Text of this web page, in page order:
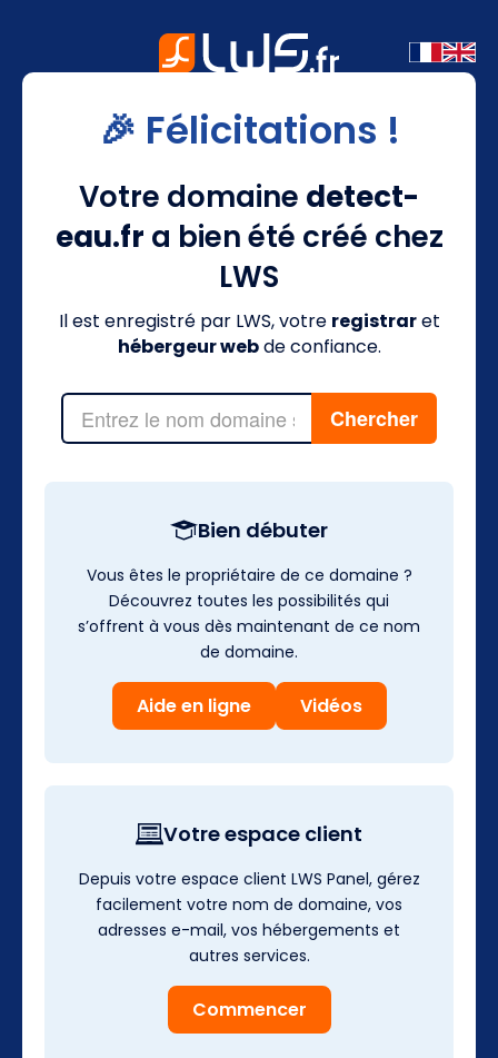
🎉 Félicitations !
Votre domaine detect-
eau.fr a bien été créé chez
LWS
Il est enregistré par LWS, votre registraret
hébergeur webde confiance.
Bien débuter
Vous êtes le propriétaire de ce domaine ?
Découvrez toutes les possibilités qui
s’offrent à vous dès maintenant de ce nom
de domaine.
Aide en ligne Vidéos
Votre espace client
Depuis votre espace client LWS Panel, gérez
facilement votre nom de domaine, vos
adresses e-mail, vos hébergements et
autres services.
Commencer